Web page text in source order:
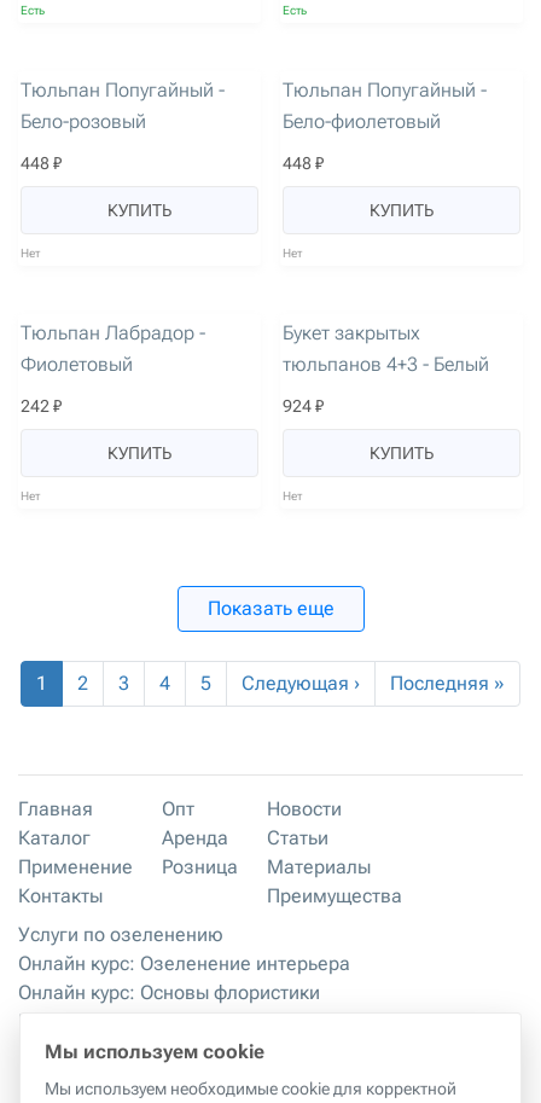
Есть Есть
Тюльпан Попугайный -
Бело-розовый
448 ₽
КУПИТЬ
Нет
Тюльпан Попугайный -
Бело-фиолетовый
448 ₽
КУПИТЬ
Нет
Тюльпан Лабрадор -
Фиолетовый
242 ₽
КУПИТЬ
Нет
Букет закрытых
тюльпанов 4+3 - Белый
924 ₽
КУПИТЬ
Нет
Показать еще
1 2 3 4 5 Следующая › Последняя »
Главная
Каталог
Применение
Контакты
Опт
Аренда
Розница
Новости
Статьи
Материалы
Преимущества
Услуги по озеленению
Онлайн курс: Озеленение интерьера
Онлайн курс: Основы флористики
Мастер-классы
Правила хранения и эксплуатации
Мы используем cookie
Мы используем необходимые cookie для корректной